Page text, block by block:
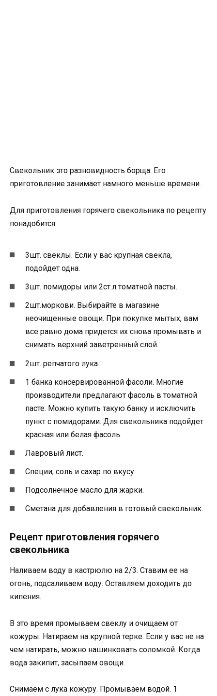
Свекольник это разновидность борща. Его
приготовление занимает намного меньше времени.
Для приготовления горячего свекольника по рецепту
понадобится:
3шт. свеклы. Если у вас крупная свекла,
подойдет одна.
3шт. помидоры или 2ст.л томатной пасты.
2шт.моркови. Выбирайте в магазине
неочищенные овощи. При покупке мытых, вам
все равно дома придется их снова промывать и
снимать верхний заветренный слой.
2шт. репчатого лука.
1 банка консервированной фасоли. Многие
производители предлагают фасоль в томатной
пасте. Можно купить такую банку и исключить
пункт с помидорами. Для свекольника подойдет
красная или белая фасоль.
Лавровый лист.
Специи, соль и сахар по вкусу.
Подсолнечное масло для жарки.
Сметана для добавления в готовый свекольник.
Рецепт приготовления горячего
свекольника
Наливаем воду в кастрюлю на 2/3. Ставим ее на
огонь, подсаливаем воду. Оставляем доходить до
кипения.
В это время промываем свеклу и очищаем от
кожуры. Натираем на крупной терке. Если у вас не на
чем натирать, можно нашинковать соломкой. Когда
вода закипит, засыпаем овощи.
Снимаем с лука кожуру. Промываем водой. 1